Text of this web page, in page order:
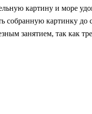
картину и море
собранную картинку
занятием, так как